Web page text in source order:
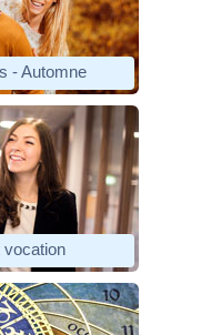
- Automne
vocation